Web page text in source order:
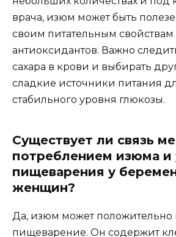
врача, изюм может быть
своим питательным
антиоксидантов. Важно
сахара в крови и выбирать
сладкие источники питания
стабильного уровня глюкозы.
Существует ли связь
потреблением изюма и
пищеварения у
женщин?
Да, изюм может положительно
пищеварение. Он содержит